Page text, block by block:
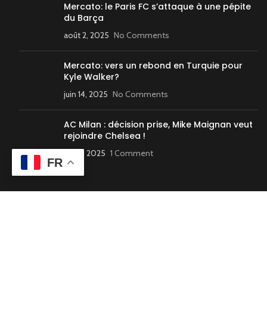
Mercato: le Paris FC s’attaque à une pépite
du Barça
août 2, 2025 No Comments
Mercato: vers un rebond en Turquie pour
Kyle Walker?
juin 14, 2025 No Comments
AC Milan : décision prise, Mike Maignan veut
rejoindre Chelsea !
juin 5, 2025 1 Comment
FOOTBALL – LIGUE
FR